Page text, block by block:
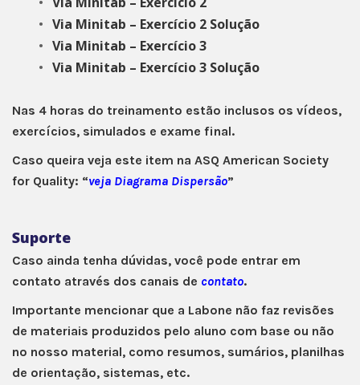
Via Minitab – Exercício 2 Solução
Via Minitab – Exercício 3
Via Minitab – Exercício 3 Solução
Nas 4 horas do treinamento estão inclusos os vídeos,
exercícios, simulados e exame final.
Caso queira veja este item na ASQ American Society
for Quality: “veja Diagrama Dispersão”
Suporte
Caso ainda tenha dúvidas, você pode entrar em
contato através dos canais de contato.
Importante mencionar que a Labone não faz revisões
de materiais produzidos pelo aluno com base ou não
no nosso material, como resumos, sumários, planilhas
de orientação, sistemas, etc.